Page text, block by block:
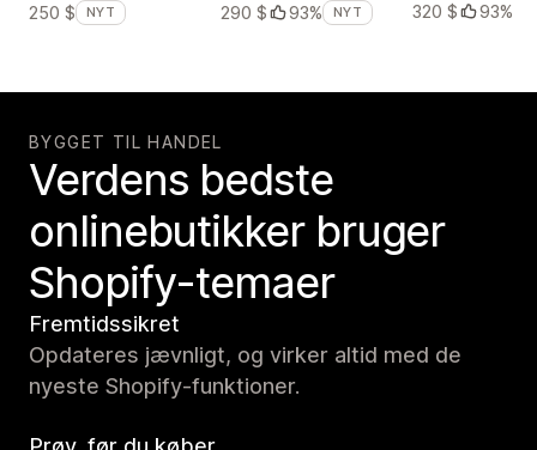
250 $
NYT
290 $
93% NYT
320 $
93%
BYGGET TIL HANDEL
Verdens bedste
onlinebutikker bruger
Shopify-temaer
Fremtidssikret
Opdateres jævnligt, og virker altid med de
nyeste Shopify-funktioner.